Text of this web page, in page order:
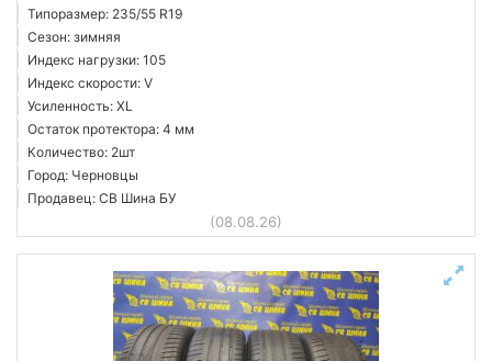
Типоразмер: 235/55 R19
Сезон: зимняя
Индекс нагрузки: 105
Индекс скорости: V
Усиленность: XL
Остаток протектора: 4 мм
Количество: 2шт
Город: Черновцы
Продавец: СВ Шина БУ
(08.08.26)